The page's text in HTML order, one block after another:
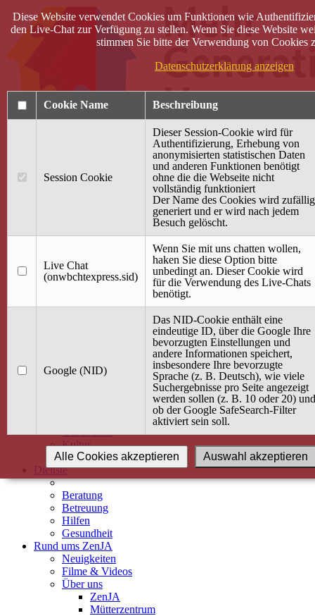
40 Jahre Mütterzentrum
Terminkalender
Gemeinsam aktiv
Gemeinsam unterwegs
wirFAIRändern
Angebot / Kurs suchen
Babybauch & Elternschaft
Gesundheit
Kultur
Alle Kurse
Dienste
Beratung
Betreuung
Hilfen
Gesundheit
Rund ums ZenJA
Neuigkeiten
Filme & Videos
Über uns
ZenJA
Mütterzentrum
Diese Website verwendet Cookies um Funktionen wie
den Live-Chat zur Verfügung zu stellen. Wenn Sie diese Website
stimmen Sie bitte der Verwendung von Cookies
Datenschutzerklärung anzeigen
Cookie Name Beschreibung
Session Cookie
Dieser Session-Cookie wird für
Authentifizierung, Erhebung von
anonymisierten statistischen Daten
und anderen Funktionen benötigt
ohne die die Webseite nicht
vollständig funktioniert
Der Name des Cookies wird zufällig
generiert und er wird nach jedem
Besuch gelöscht.
Live Chat
(onwbchtexpress.sid)
Wenn Sie mit uns chatten wollen,
haken Sie diese Option bitte
unbedingt an. Dieser Cookie wird
für die Verwendung des Live-Chats
benötigt.
Google (NID)
Das NID-Cookie enthält eine
eindeutige ID, über die Google Ihre
bevorzugten Einstellungen und
andere Informationen speichert,
insbesondere Ihre bevorzugte
Sprache (z. B. Deutsch), wie viele
Suchergebnisse pro Seite angezeigt
werden sollen (z. B. 10 oder 20) und
ob der Google SafeSearch-Filter
aktiviert sein soll.
Auswahl akzeptieren
Alle Cookies akzeptieren